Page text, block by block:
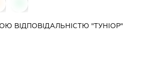
ВІДПОВІДАЛЬНІСТЮ "ТУНІОР"